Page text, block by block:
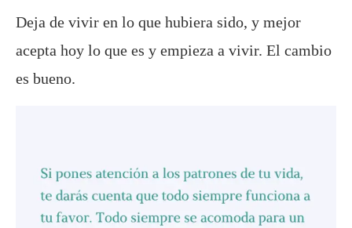
Deja de vivir en lo que hubiera sido, y mejor
acepta hoy lo que es y empieza a vivir. El cambio
es bueno.